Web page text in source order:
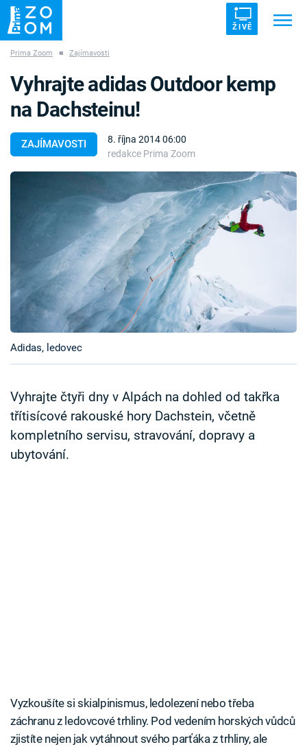
ŽIVĚ
ZÁHADY VETŘELCI DÁVNOVĚKU
Pořady
TV Program
Časopis
Sledujte prima+
Přihlášení
Sledujte nás
Prima Zoom ■ Zajímavosti
ZAJÍMAVOSTI
8. října 2014 06:00
redakce Prima Zoom
Vyhrajte adidas Outdoor kemp
na Dachsteinu!
Adidas, ledovec
Vyhrajte čtyři dny v Alpách na dohled od takřka
třítisícové rakouské hory Dachstein, včetně
kompletního servisu, stravování, dopravy a
ubytování.
Vyzkoušíte si skialpinismus, ledolezení nebo třeba
záchranu z ledovcové trhliny. Pod vedením horských vůdců
zjistíte nejen jak vytáhnout svého parťáka z trhliny, ale